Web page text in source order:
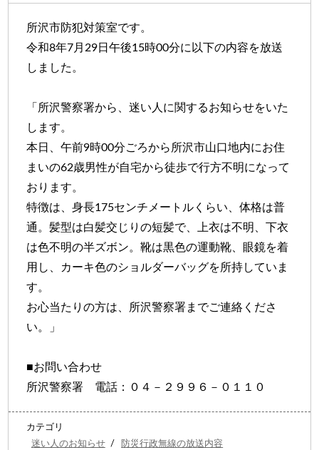
所沢市防犯対策室です。
令和8年7月29日午後15時00分に以下の内容を放送
しました。
「所沢警察署から、迷い人に関するお知らせをいた
します。
本日、午前9時00分ごろから所沢市山口地内にお住
まいの62歳男性が自宅から徒歩で行方不明になって
おります。
特徴は、身長175センチメートルくらい、体格は普
通。髪型は白髪交じりの短髪で、上衣は不明、下衣
は色不明の半ズボン。靴は黒色の運動靴、眼鏡を着
用し、カーキ色のショルダーバッグを所持していま
す。
お心当たりの方は、所沢警察署までご連絡くださ
い。」
■お問い合わせ
所沢警察署 電話：０４－２９９６－０１１０
カテゴリ
迷い人のお知らせ / 防災行政無線の放送内容